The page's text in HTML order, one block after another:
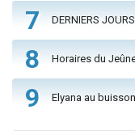
7 DERNIERS
8 Horaires du
9 Elyana au